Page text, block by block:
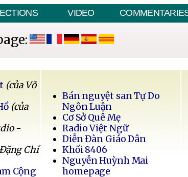
VIDEO
(của Võ
(của
-
Chí
Cộng
Bán nguyệt san Tự Do
Ngôn Luận
Cơ Sở Quê Mẹ
Radio Việt Ngữ
Diễn Đàn Giáo Dân
Khối 8406
Nguyễn Huỳnh Mai
homepage